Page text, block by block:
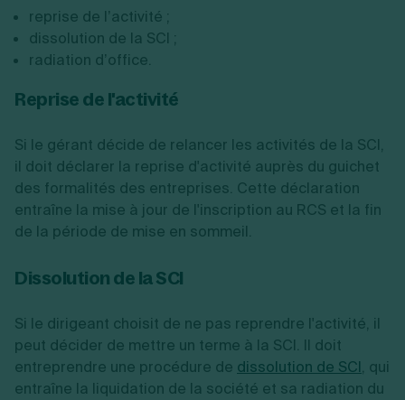
reprise de l’activité ;
dissolution de la SCI ;
radiation d’office.
Reprise de l'activité
Si le gérant décide de relancer les activités de la SCI,
il doit déclarer la reprise d'activité auprès du guichet
des formalités des entreprises. Cette déclaration
entraîne la mise à jour de l'inscription au RCS et la fin
de la période de mise en sommeil.
Dissolution de la SCI
Si le dirigeant choisit de ne pas reprendre l'activité, il
peut décider de mettre un terme à la SCI. Il doit
entreprendre une procédure de dissolution de SCI, qui
entraîne la liquidation de la société et sa radiation du